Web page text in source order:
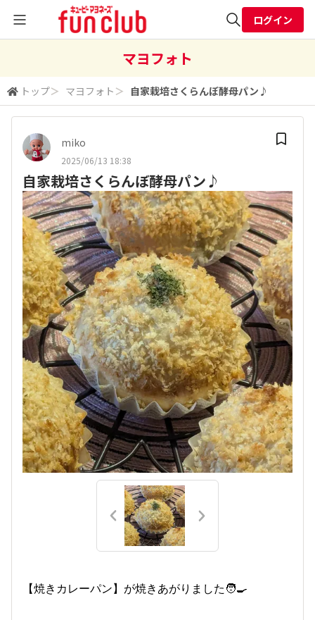
検索
ログイン
マヨフォト
トップ＞ マヨフォト ＞ 自家栽培さくらんぼ酵母パン♪
miko
2025/06/13 18:38
自家栽培さくらんぼ酵母パン♪
【焼きカレーパン】が焼きあがりました🧑‍🍳